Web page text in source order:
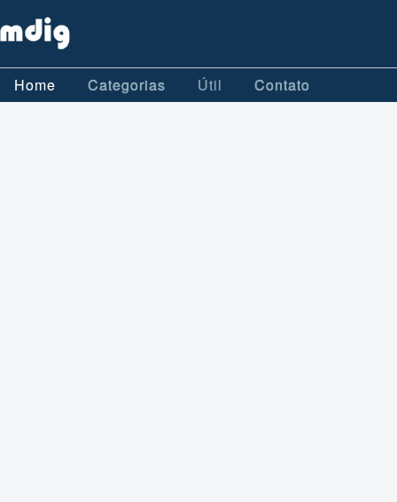
Home Categorias Útil Contato